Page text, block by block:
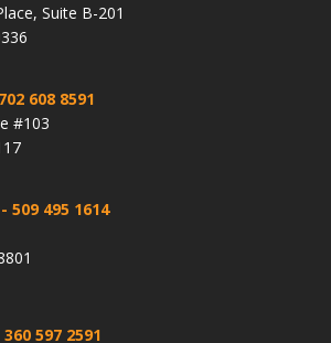
Suite B-201
608 8591
#103
- 509 495 1614
360 597 2591